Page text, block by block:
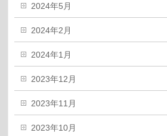
2024年5月
2024年2月
2024年1月
2023年12月
2023年11月
2023年10月